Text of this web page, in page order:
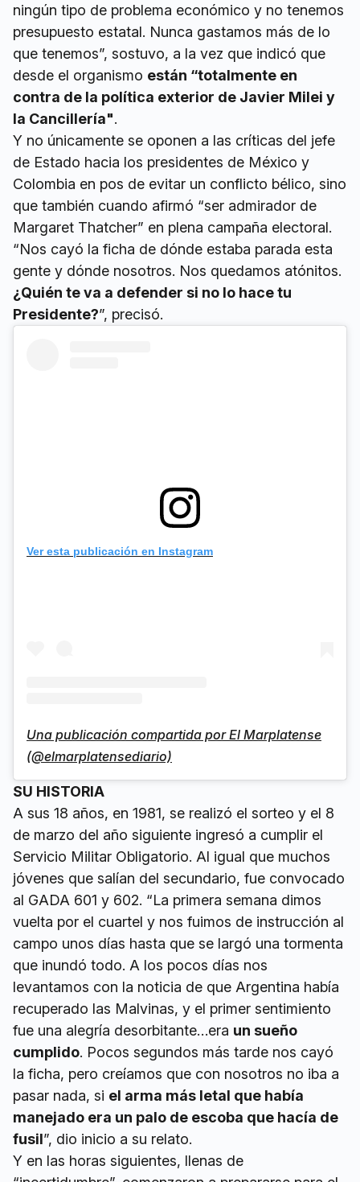
ningún tipo de problema económico y no tenemos
presupuesto estatal. Nunca gastamos más de lo
que tenemos”, sostuvo, a la vez que indicó que
desde el organismo están “totalmente en
contra de la política exterior de Javier Milei y
la Cancillería".
Y no únicamente se oponen a las críticas del jefe
de Estado hacia los presidentes de México y
Colombia en pos de evitar un conflicto bélico, sino
que también cuando afirmó “ser admirador de
Margaret Thatcher” en plena campaña electoral.
“Nos cayó la ficha de dónde estaba parada esta
gente y dónde nosotros. Nos quedamos atónitos.
¿Quién te va a defender si no lo hace tu
Presidente?”, precisó.
Ver esta publicación en Instagram
Una publicación compartida por El Marplatense
(@elmarplatensediario)
SU HISTORIA
A sus 18 años, en 1981, se realizó el sorteo y el 8
de marzo del año siguiente ingresó a cumplir el
Servicio Militar Obligatorio. Al igual que muchos
jóvenes que salían del secundario, fue convocado
al GADA 601 y 602. “La primera semana dimos
vuelta por el cuartel y nos fuimos de instrucción al
campo unos días hasta que se largó una tormenta
que inundó todo. A los pocos días nos
levantamos con la noticia de que Argentina había
recuperado las Malvinas, y el primer sentimiento
fue una alegría desorbitante…era un sueño
cumplido. Pocos segundos más tarde nos cayó
la ficha, pero creíamos que con nosotros no iba a
pasar nada, si el arma más letal que había
manejado era un palo de escoba que hacía de
fusil”, dio inicio a su relato.
Y en las horas siguientes, llenas de